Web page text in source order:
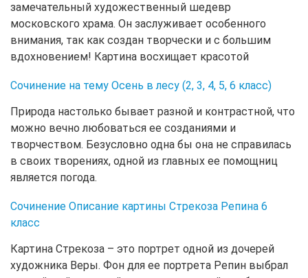
замечательный художественный шедевр
московского храма. Он заслуживает особенного
внимания, так как создан творчески и с большим
вдохновением! Картина восхищает красотой
Сочинение на тему Осень в лесу (2, 3, 4, 5, 6 класс)
Природа настолько бывает разной и контрастной, что
можно вечно любоваться ее созданиями и
творчеством. Безусловно одна бы она не справилась
в своих творениях, одной из главных ее помощниц
является погода.
Сочинение Описание картины Стрекоза Репина 6
класс
Картина Стрекоза – это портрет одной из дочерей
художника Веры. Фон для ее портрета Репин выбрал